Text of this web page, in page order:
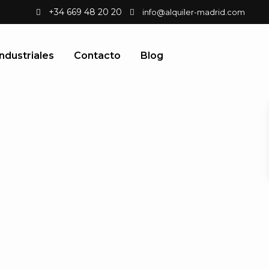
+34 669 48 20 20 info@alquiler-madrid.com
Contacto Blog